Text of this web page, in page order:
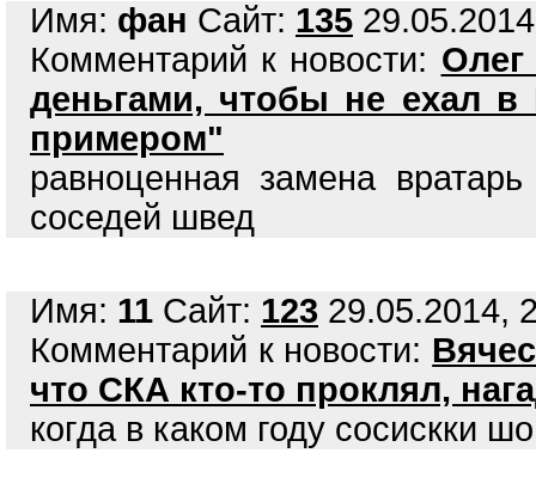
Имя: фан Сайт: 135
Комментарий к новости: Олег
деньгами, чтобы не ехал
примером"
равноценная замена
соседей швед
Имя: 11 Сайт: 123 29.05.2014,
Комментарий к новости:
что СКА кто-то проклял,
когда в каком году сосискки